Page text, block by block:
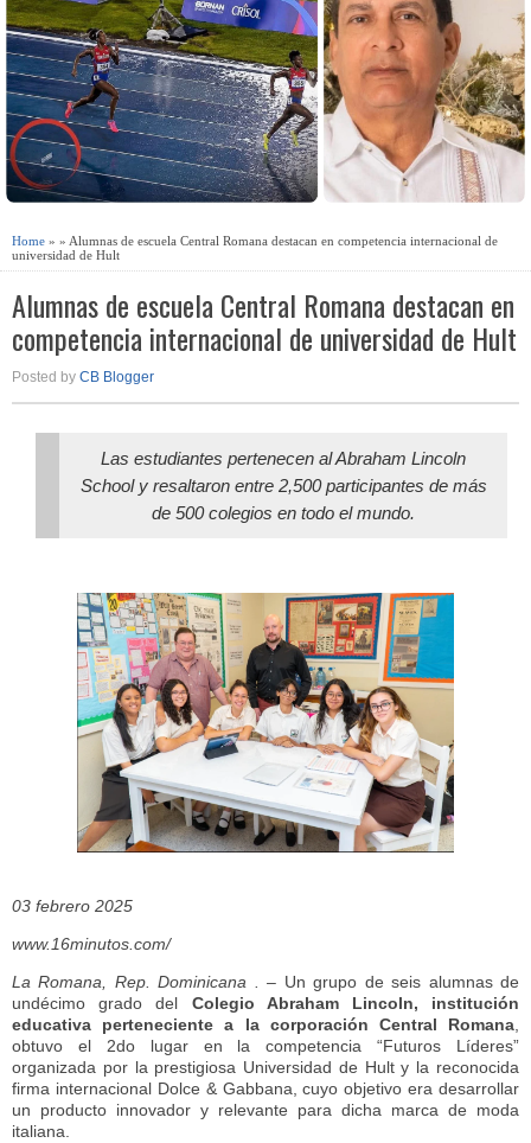
n
Home » » Alumnas de escuela Central Romana destacan en competencia internacional de
universidad de Hult
Alumnas de escuela Central Romana destacan en
competencia internacional de universidad de Hult
Posted by CB Blogger
Las estudiantes pertenecen al Abraham Lincoln
School y resaltaron entre 2,500 participantes de más
de 500 colegios en todo el mundo.
03 febrero 2025
www.16minutos.com/
La Romana, Rep. Dominicana . – Un grupo de seis alumnas de
undécimo grado del Colegio Abraham Lincoln, institución
educativa perteneciente a la corporación Central Romana,
obtuvo el 2do lugar en la competencia “Futuros Líderes”
organizada por la prestigiosa Universidad de Hult y la reconocida
firma internacional Dolce & Gabbana, cuyo objetivo era desarrollar
un producto innovador y relevante para dicha marca de moda
italiana.